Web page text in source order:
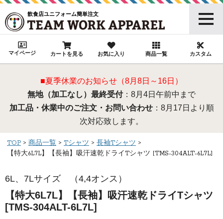
飲食店ユニフォーム簡単注文
マイページ カートを見る お気に入り 商品一覧 カスタム
■夏季休業のお知らせ（8月8日～16日）
無地（加工なし）最終受付：8月4日午前中まで
加工品・休業中のご注文・お問い合わせ：8月17日より順
次対応致します。
TOP 商品一覧 Tシャツ
長袖Tシャツ
【特大6L7L】【長袖】吸汗速乾ドライTシャツ [TMS-304ALT-6L7L]
6L、7Lサイズ （4,4オンス）
【特大6L7L】【長袖】吸汗速乾ドライTシャツ
[TMS-304ALT-6L7L]